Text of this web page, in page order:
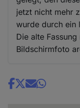
jetzt nicht mehr
wurde durch ein
Die alte
Bildschirmfoto
Share